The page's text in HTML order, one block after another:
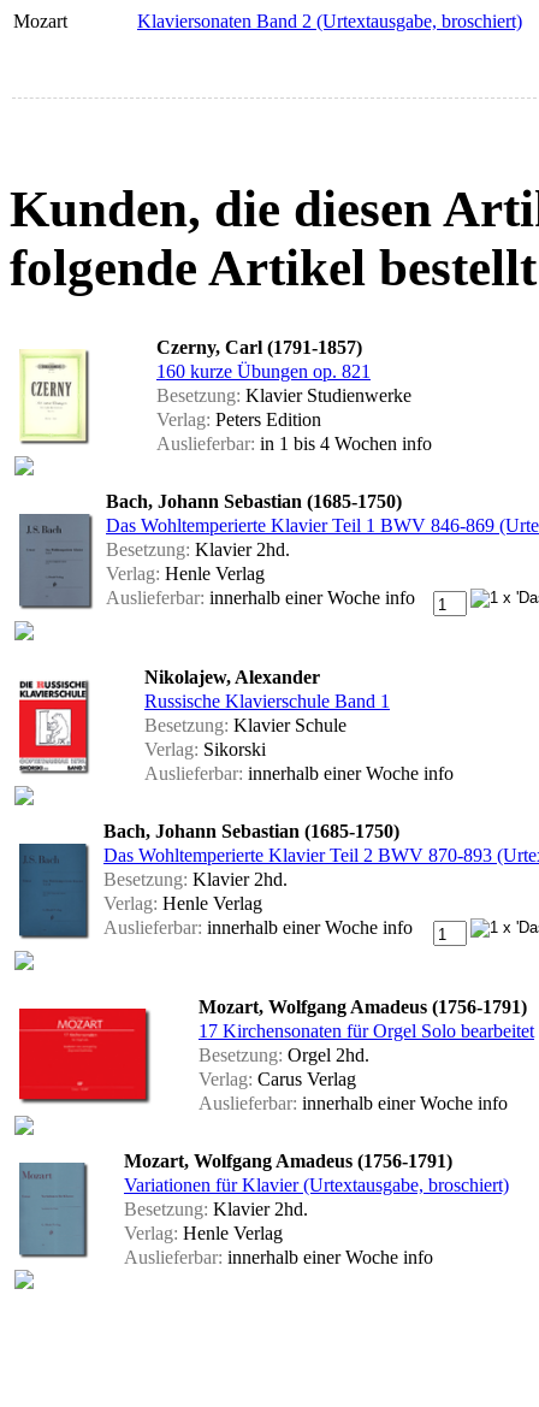
Mozart Klaviersonaten Band 2 (Urtextausgabe, broschiert)
Kunden, die diesen
folgende Artikel
Czerny, Carl (1791-1857)
160 kurze Übungen op. 821
Besetzung: Klavier Studienwerke
Verlag: Peters Edition
Auslieferbar: in 1 bis 4 Wochen info
Bach, Johann Sebastian (1685-1750)
Das Wohltemperierte Klavier Teil 1 BWV 846-869
Besetzung: Klavier 2hd.
Verlag: Henle Verlag
Auslieferbar: innerhalb einer Woche info
Nikolajew, Alexander
Russische Klavierschule Band 1
Besetzung: Klavier Schule
Verlag: Sikorski
Auslieferbar: innerhalb einer Woche info
Bach, Johann Sebastian (1685-1750)
Das Wohltemperierte Klavier Teil 2 BWV 870-893
Besetzung: Klavier 2hd.
Verlag: Henle Verlag
Auslieferbar: innerhalb einer Woche info
Mozart, Wolfgang Amadeus (1756-1791)
17 Kirchensonaten für Orgel Solo bearbeitet
Besetzung: Orgel 2hd.
Verlag: Carus Verlag
Auslieferbar: innerhalb einer Woche info
Mozart, Wolfgang Amadeus (1756-1791)
Variationen für Klavier (Urtextausgabe, broschiert)
Besetzung: Klavier 2hd.
Verlag: Henle Verlag
Auslieferbar: innerhalb einer Woche info